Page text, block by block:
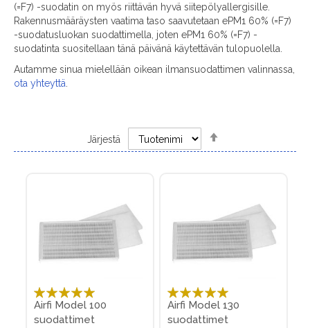
(=F7) -suodatin on myös riittävän hyvä siitepölyallergisille.
Rakennusmääräysten vaatima taso saavutetaan ePM1 60% (=F7)
-suodatusluokan suodattimella, joten ePM1 60% (=F7) -
suodatinta suositellaan tänä päivänä käytettävän tulopuolella.
Autamme sinua mielellään oikean ilmansuodattimen valinnassa,
ota yhteyttä.
Järjestä
Arvosana:
100%
Airfi Model 100
suodattimet
Arvosana:
100%
Airfi Model 130
suodattimet